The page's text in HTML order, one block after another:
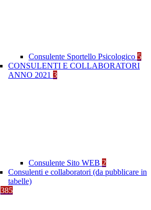
Consulente Sportello Psicologico 5
CONSULENTI E COLLABORATORI
ANNO 2021 3
Consulente Sito WEB 2
Consulenti e collaboratori (da pubblicare in
tabelle)
385